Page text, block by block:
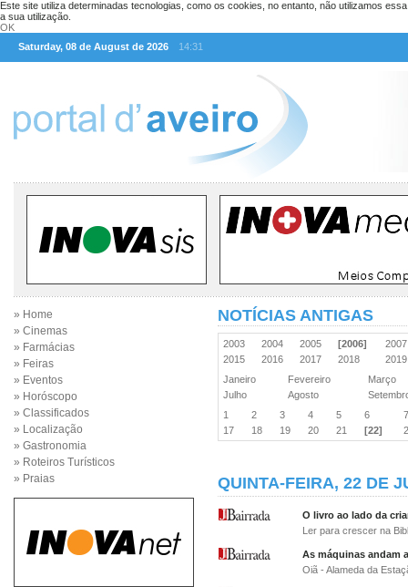
Este site utiliza determinadas tecnologias, como os cookies, no entanto, não utilizamos
a sua utilização.
OK
Saturday, 08 de August de 2026
14:31
» Home
» Cinemas
» Farmácias
» Feiras
» Eventos
» Horóscopo
» Classificados
» Localização
» Gastronomia
» Roteiros Turísticos
» Praias
NOTÍCIAS ANTIGAS
2003 2004 2005 [2006]
2015
2016 2017 2018
Janeiro
Fevereiro
Março
Julho
Agosto
1
2 3 4 5 6
17
18 19 20 21 [22]
QUINTA-FEIRA, 22 DE
O livro ao lado da
Ler para crescer na
As máquinas andam
Oiã - Alameda da